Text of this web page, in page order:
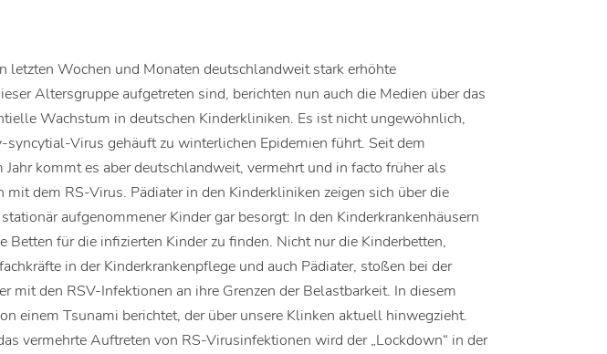
letzten Wochen und Monaten deutschlandweit stark erhöhte
Altersgruppe aufgetreten sind, berichten nun auch die Medien über das
Wachstum in deutschen Kinderkliniken. Es ist nicht ungewöhnlich,
syncytial-Virus gehäuft zu winterlichen Epidemien führt. Seit dem
Jahr kommt es aber deutschlandweit, vermehrt und in facto früher als
mit dem RS-Virus. Pädiater in den Kinderkliniken zeigen sich über die
aufgenommener Kinder gar besorgt: In den Kinderkrankenhäusern
Betten für die infizierten Kinder zu finden. Nicht nur die Kinderbetten,
in der Kinderkrankenpflege und auch Pädiater, stoßen bei der
mit den RSV-Infektionen an ihre Grenzen der Belastbarkeit. In diesem
einem Tsunami berichtet, der über unsere Klinken aktuell hinwegzieht.
vermehrte Auftreten von RS-Virusinfektionen wird der „Lockdown“ in der